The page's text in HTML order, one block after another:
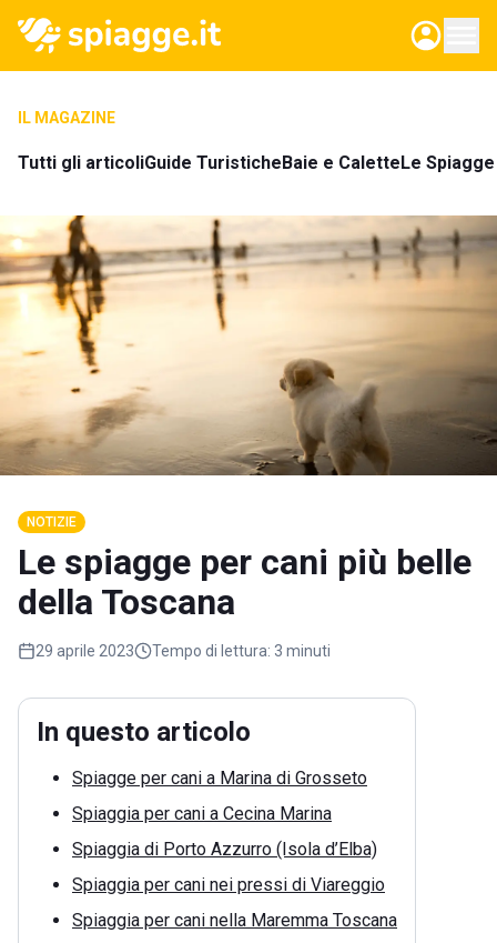
IL MAGAZINE
Tutti gli articoliGuide TuristicheBaie e CaletteLe
NOTIZIE
Le spiagge per cani più belle
della Toscana
29 aprile 2023 Tempo di lettura: 3 minuti
In questo articolo
Spiagge per cani a Marina di Grosseto
Spiaggia per cani a Cecina Marina
Spiaggia di Porto Azzurro (Isola d’Elba)
Spiaggia per cani nei pressi di Viareggio
Spiaggia per cani nella Maremma Toscana